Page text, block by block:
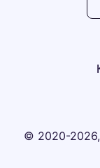
© 2020-